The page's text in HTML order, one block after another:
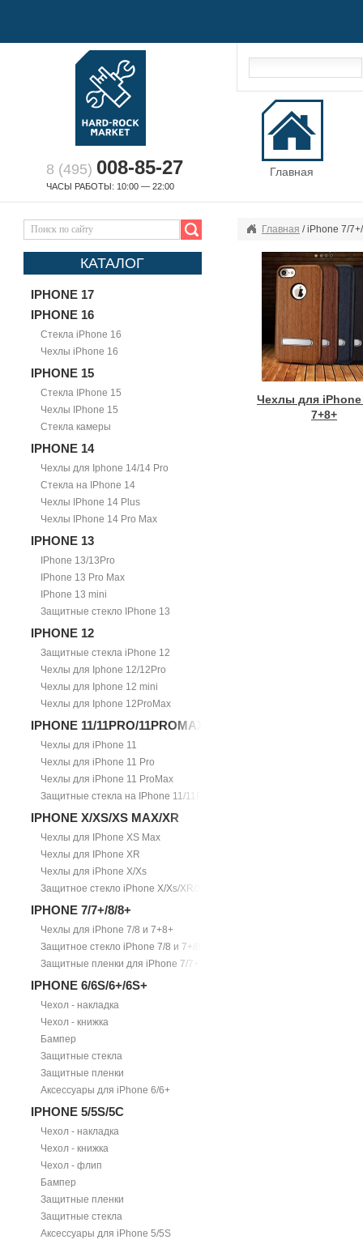
8 (495) 008-85-27
ЧАСЫ РАБОТЫ: 10:00 — 22:00
Главная
КАТАЛОГ
IPHONE 17
IPHONE 16
Стекла iPhone 16
Чехлы iPhone 16
IPHONE 15
Стекла IPhone 15
Чехлы IPhone 15
Стекла камеры
IPHONE 14
Чехлы для Iphone 14/14 Pro
Стекла на IPhone 14
Чехлы IPhone 14 Plus
Чехлы IPhone 14 Pro Max
IPHONE 13
IPhone 13/13Pro
IPhone 13 Pro Max
IPhone 13 mini
Защитные стекло IPhone 13
IPHONE 12
Защитные стекла iPhone 12
Чехлы для Iphone 12/12Pro
Чехлы для Iphone 12 mini
Чехлы для Iphone 12ProMax
IPHONE 11/11PRO/11PROMAX
Чехлы для iPhone 11
Чехлы для iPhone 11 Pro
Чехлы для iPhone 11 ProMax
Защитные стекла на IPhone 11/11Pro/11ProMax
IPHONE X/XS/XS MAX/XR
Чехлы для IPhone XS Max
Чехлы для IPhone XR
Чехлы для iPhone X/Xs
Защитное стекло iPhone X/Xs/XR/Xs Max
IPHONE 7/7+/8/8+
Чехлы для iPhone 7/8 и 7+8+
Защитное стекло iPhone 7/8 и 7+/8+
Защитные пленки для iPhone 7/7+
IPHONE 6/6S/6+/6S+
Чехол - накладка
Чехол - книжка
Бампер
Защитные стекла
Защитные пленки
Аксессуары для iPhone 6/6+
IPHONE 5/5S/5С
Чехол - накладка
Чехол - книжка
Чехол - флип
Бампер
Защитные пленки
Защитные стекла
Аксессуары для iPhone 5/5S
Главная / iPhone 7/
Чехлы для iPhone
7+8+